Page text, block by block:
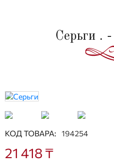
Серьги .
КОД ТОВАРА: 194254
21 418 ₸